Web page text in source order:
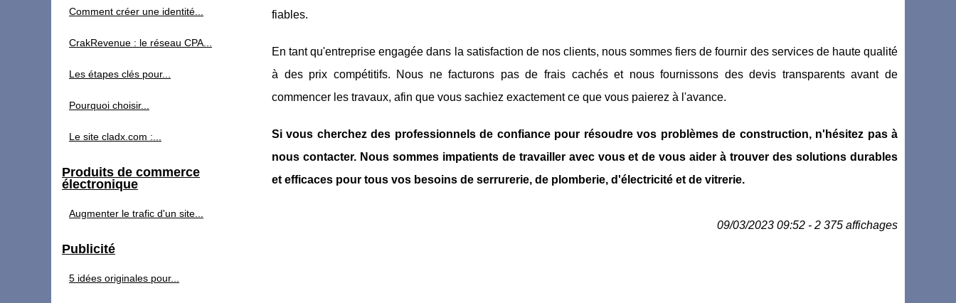
fiables.
En tant qu'entreprise engagée dans la satisfaction de nos clients, nous sommes fiers de fournir des services de haute qualité
à des prix compétitifs. Nous ne facturons pas de frais cachés et nous fournissons des devis transparents avant de
commencer les travaux, afin que vous sachiez exactement ce que vous paierez à l'avance.
Si vous cherchez des professionnels de confiance pour résoudre vos problèmes de construction, n'hésitez pas à
nous contacter. Nous sommes impatients de travailler avec vous et de vous aider à trouver des solutions durables
et efficaces pour tous vos besoins de serrurerie, de plomberie, d'électricité et de vitrerie.
09/03/2023 09:52 - 2 375 affichages
Comment créer une identité...
CrakRevenue : le réseau CPA...
Les étapes clés pour...
Pourquoi choisir...
Le site cladx.com :...
Produits de commerce
électronique
Augmenter le trafic d'un site...
Publicité
5 idées originales pour...